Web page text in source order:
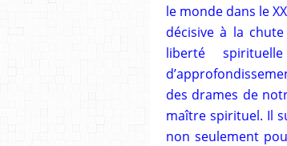
le monde dans le
décisive à la
liberté
des drames de
maître spirituel. Il
non seulement